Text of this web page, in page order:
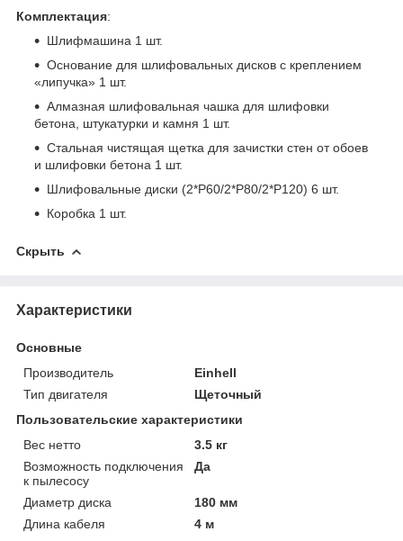
Комплектация:
Шлифмашина 1 шт.
Основание для шлифовальных дисков с креплением
«липучка» 1 шт.
Алмазная шлифовальная чашка для шлифовки
бетона, штукатурки и камня 1 шт.
Стальная чистящая щетка для зачистки стен от обоев
и шлифовки бетона 1 шт.
Шлифовальные диски (2*P60/2*P80/2*P120) 6 шт.
Коробка 1 шт.
Скрыть
Характеристики
Основные
Производитель
Einhell
Тип двигателя
Щеточный
Пользовательские характеристики
Вес нетто
3.5 кг
Возможность подключения
к пылесосу
Да
Диаметр диска
180 мм
Длина кабеля
4 м